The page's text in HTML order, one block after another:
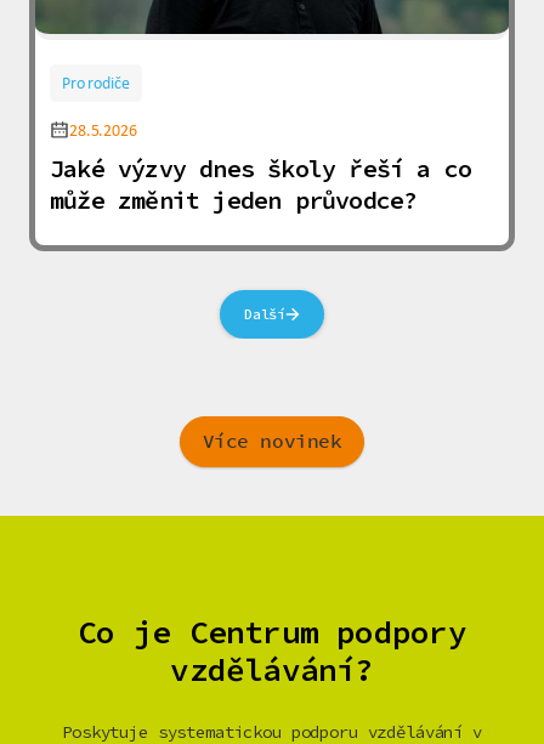
Pro rodiče
28.5.2026
Jaké výzvy dnes školy řeší a co
může změnit jeden průvodce?
Další
Více novinek
Co je Centrum podpory
vzdělávání?
Poskytuje systematickou podporu vzdělávání v